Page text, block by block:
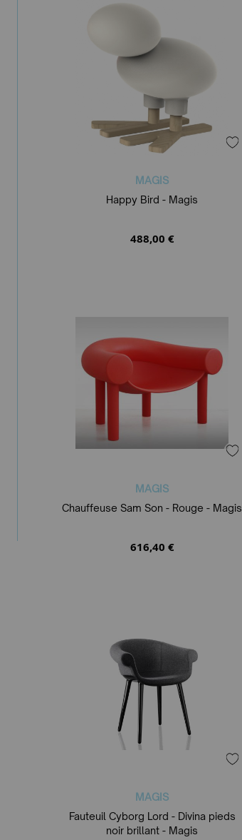
MAGIS
Happy Bird - Magis
488,00 €
MAGIS
Chauffeuse Sam Son - Rouge - Magis
616,40 €
MAGIS
Fauteuil Cyborg Lord - Divina pieds
noir brillant - Magis